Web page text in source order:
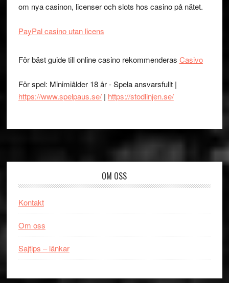
om nya casinon, licenser och slots hos casino på nätet.
PayPal casino utan licens
För bäst guide till online casino rekommenderas Casivo
För spel: Minimiålder 18 år - Spela ansvarsfullt |
https://www.spelpaus.se/| https://stodlinjen.se/
OM OSS
Kontakt
Om oss
Sajtips – länkar